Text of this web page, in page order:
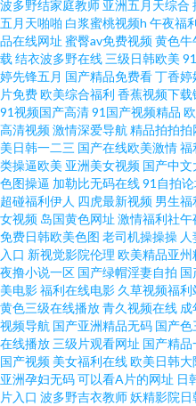
页欧美 少妇三级 男人午夜天堂影院
WwW 91刺激链接 黑久久成人av 天
草草草 国产人妻heyzo 黄色仓库成
色 色色野狼综合国产色播 在线日韩
深爱 99九九99九九 日韩草b在线观
久停停 成人在线天堂在线观看 成人
无码精品A片一区二区 青岛少妇扣逼
视频 91黄片大全 黑丝性爱在线观看
国产精品久 成人午夜精品四区 91九
波多野结家庭教师 亚洲五月天综合
五月天啪啪 白浆蜜桃视频h 午夜福
品在线网址 蜜臀av免费视频黄色牛
载 结衣波多野在线 三级日韩欧美
婷先锋五月 国产精品免费看丁香婷
片免费欧美综合福利 香蕉视频下载
91视频国产高清91国产视频精品
高清视频激情深爱导航 精品拍拍拍
美日韩一二三 国产在线欧美激情福
类操逼欧美 亚洲美女视频 国产中
色图操逼 加勒比无码在线91自拍
超碰福利伊人 四虎最新视频 男生
女视频 岛国黄色网址 激情福利社午
免费日韩欧美色图 老司机操操操
入口 新视觉影院伦理 欧美精品亚州
夜撸小说一区 国产绿帽淫妻自拍 国
美电影福利在线电影 久草视频福利
黄色三级在线播放青久视频在线 成
视频导航 国产亚洲精品无码 国产
在线播放 三级片观看网址 国产精品
国产视频 美女福利在线欧美日韩大
亚洲孕妇无码可以看A片的网址 日
片入口 波多野吉衣教师妖精影院日